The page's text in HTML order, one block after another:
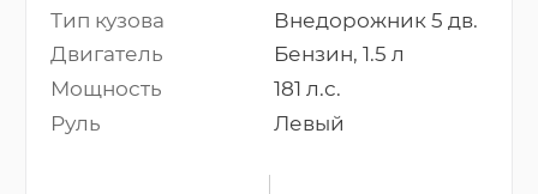
Тип кузова
Внедорожник 5 дв.
Двигатель
Бензин, 1.5 л
Мощность
181 л.с.
Руль
Левый